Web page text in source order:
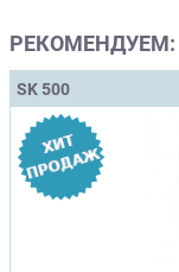
РЕКОМЕНДУЕМ:
SK 500